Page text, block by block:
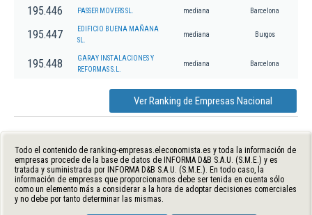
195.446 PASSER MOVERS SL. mediana Barcelona
195.447
EDIFICIO BUENA MAÑANA
SL.
mediana Burgos
195.448
GARAY INSTALACIONES Y
REFORMAS S.L.
mediana Barcelona
Ver Ranking de Empresas Nacional
Todo el contenido de ranking-empresas.eleconomista.es y toda la información de
empresas procede de la base de datos de INFORMA D&B S.A.U. (S.M.E.) y es
tratada y suministrada por INFORMA D&B S.A.U. (S.M.E.). En todo caso, la
información de empresas que proporcionamos debe ser tenida en cuenta sólo
como un elemento más a considerar a la hora de adoptar decisiones comerciales
y no debe por tanto determinar las mismas.